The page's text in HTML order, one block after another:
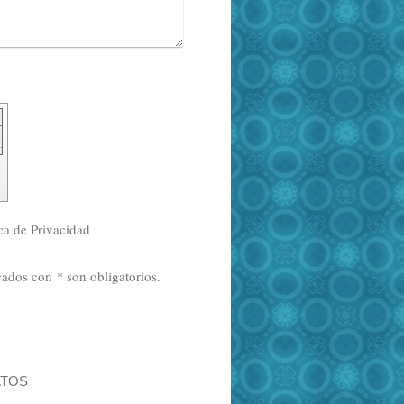
de Privacidad
con * son obligatorios.